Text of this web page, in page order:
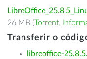
26 MB (Torrent,
Transferir o
libreoffice-